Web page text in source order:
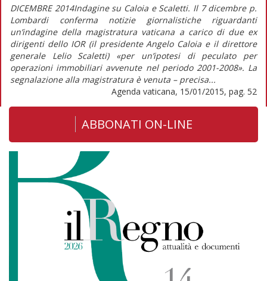
DICEMBRE 2014Indagine su Caloia e Scaletti. Il 7 dicembre p.
Lombardi conferma notizie giornalistiche riguardanti
un’indagine della magistratura vaticana a carico di due ex
dirigenti dello IOR (il presidente Angelo Caloia e il direttore
generale Lelio Scaletti) «per un’ipotesi di peculato per
operazioni immobiliari avvenute nel periodo 2001-2008». La
segnalazione alla magistratura è venuta – precisa...
Agenda vaticana, 15/01/2015, pag. 52
ABBONATI ON-LINE